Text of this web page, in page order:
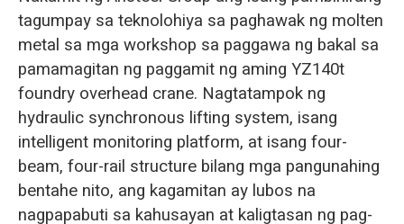
tagumpay sa teknolohiya sa paghawak ng molten
metal sa mga workshop sa paggawa ng bakal sa
pamamagitan ng paggamit ng aming YZ140t
foundry overhead crane. Nagtatampok ng
hydraulic synchronous lifting system, isang
intelligent monitoring platform, at isang four-
beam, four-rail structure bilang mga pangunahing
bentahe nito, ang kagamitan ay lubos na
nagpapabuti sa kahusayan at kaligtasan ng pag-